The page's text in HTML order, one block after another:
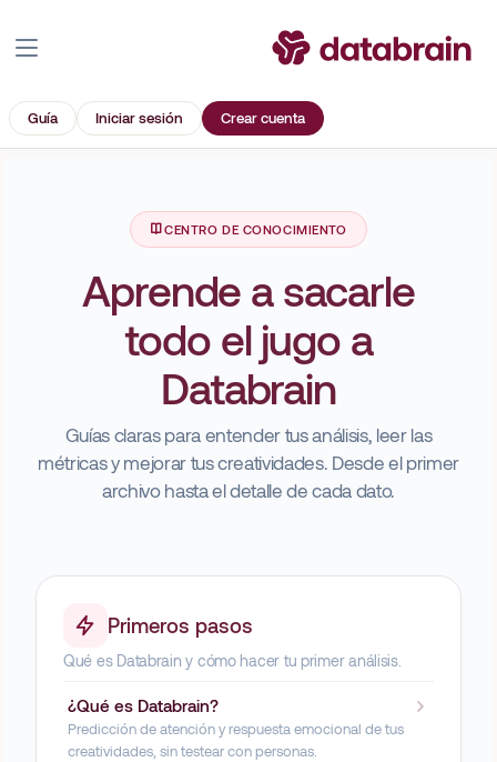
Guía Iniciar sesión Crear cuenta
CENTRO DE CONOCIMIENTO
Aprende a sacarle
todo el jugo a
Databrain
Guías claras para entender tus análisis, leer las
métricas y mejorar tus creatividades. Desde el primer
archivo hasta el detalle de cada dato.
Primeros pasos
Qué es Databrain y cómo hacer tu primer análisis.
¿Qué es Databrain?
Predicción de atención y respuesta emocional de tus
creatividades, sin testear con personas.